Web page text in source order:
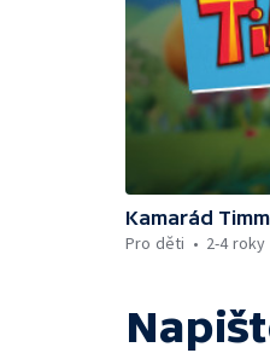
Kamarád
Pro děti
2-4 roky